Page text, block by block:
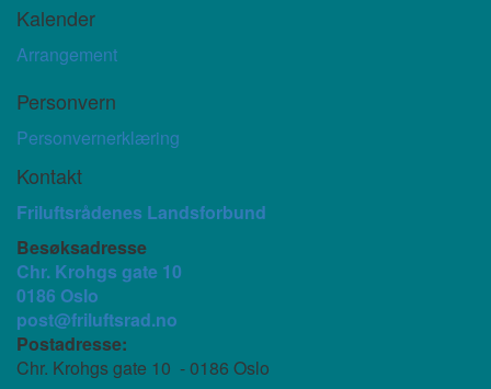
Kalender
Arrangement
Personvern
Personvernerklæring
Kontakt
Friluftsrådenes Landsforbund
Besøksadresse
Chr. Krohgs gate 10
0186 Oslo
post@friluftsrad.no
Postadresse:
Chr. Krohgs gate 10 - 0186 Oslo